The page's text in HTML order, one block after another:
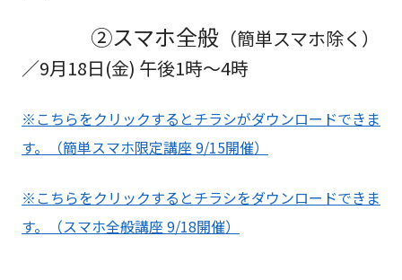
②スマホ全般 （簡単スマホ除く）
／9月18日(金) 午後1時～4時
※こちらをクリックするとチラシがダウンロードできま
す。（簡単スマホ限定講座 9/15開催）
※こちらをクリックするとチラシをダウンロードできま
す。（スマホ全般講座 9/18開催）